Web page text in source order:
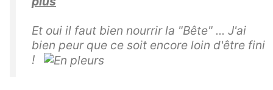
Et oui il faut bien nourrir la "Bête" ... J'ai
bien peur que ce soit encore loin d'être fini
!